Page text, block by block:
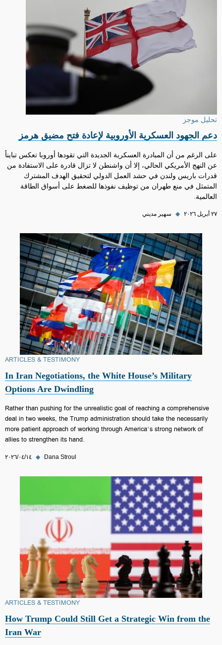
تحليل موجز
دعم الجهود العسكرية الأوروبية لإعادة فتح مضيق هرمز
على الرغم من أن المبادرة العسكرية الجديدة التي تقودها أوروبا تعكس تبايناً
عن النهج الأمريكي الحالي، إلا أن واشنطن لا تزال قادرة على الاستفادة من
قدرات باريس ولندن في حشد العمل الدولي لتحقيق الهدف المشترك
المتمثل في منع طهران من توظيف نفوذها للضغط على أسواق الطاقة
العالمية.
٢٧ أبريل ٢٠٢٦ ◆ سهير مديني
ARTICLES & TESTIMONY
In Iran Negotiations, the White House’s Military
Options Are Dwindling
Rather than pushing for the unrealistic goal of reaching a comprehensive
deal in two weeks, the Trump administration should take the necessarily
more patient approach of working through America’s strong network of
allies to strengthen its hand.
١٤‏/٠٤‏/٢٠٢٦ ◆ Dana Stroul
ARTICLES & TESTIMONY
How Trump Could Still Get a Strategic Win from the
Iran War